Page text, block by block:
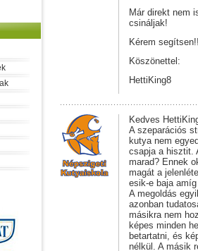
Már direkt nem
csináljak!
Kérem
Köszönettel:
HettiKing8
Kedves
A szeparációs
kutya nem
csapja a hisztit.
marad? Ennek
magát a
esik-e baja
A megoldás
azonban
másikra nem
képes minden
betartatni, és
nélkül. A másik